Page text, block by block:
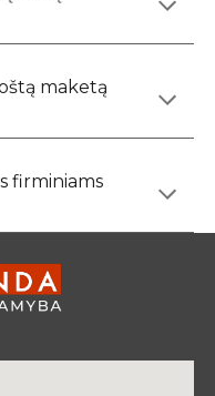
maketą
firminiams